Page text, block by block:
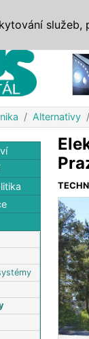
Alternativy
služeb,